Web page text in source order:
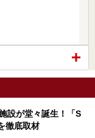
設が堂々誕生！「S
徹底取材